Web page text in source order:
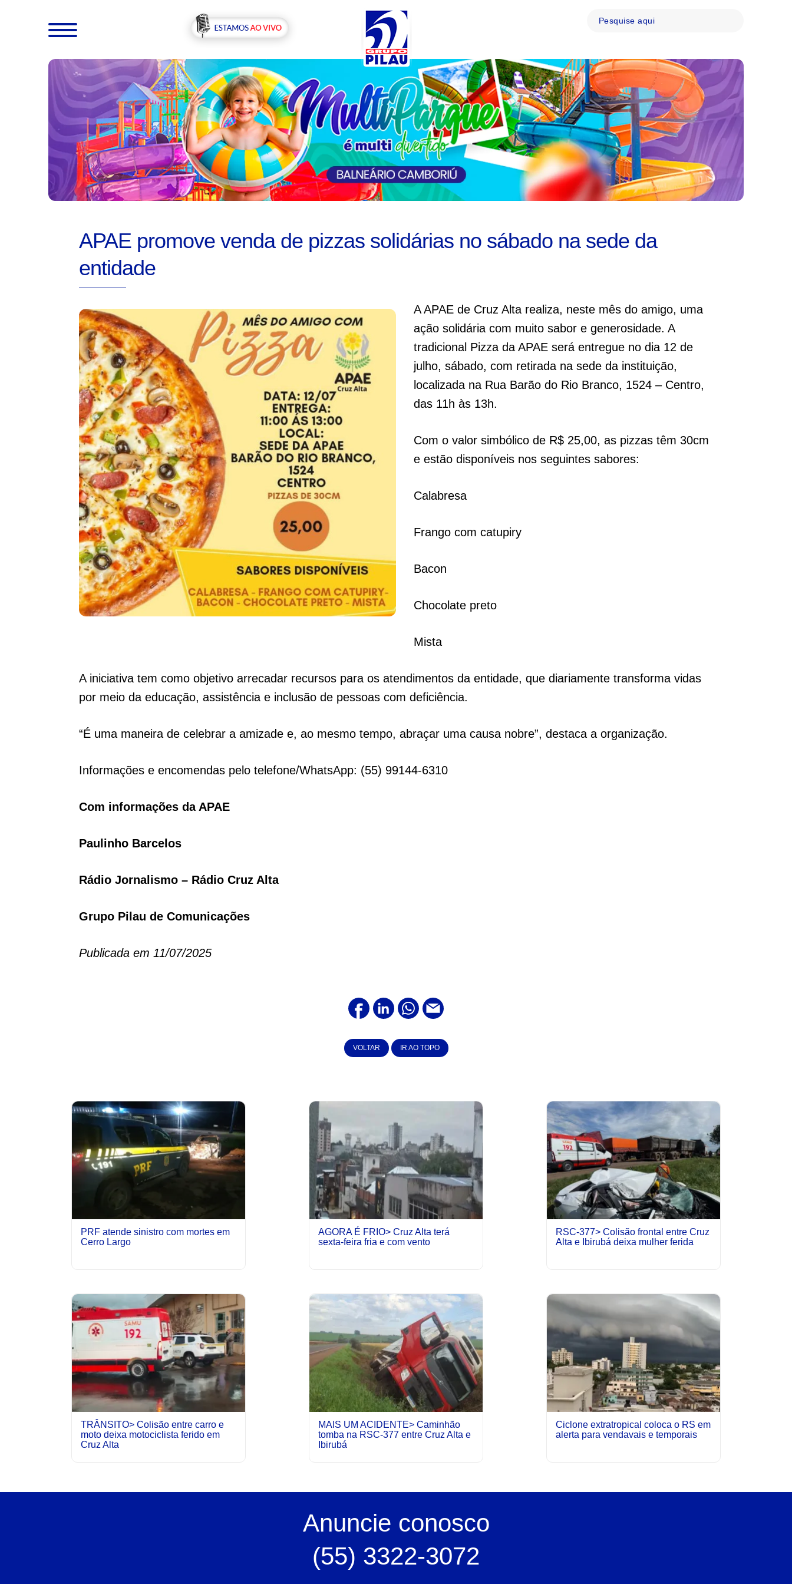
APAE promove venda de pizzas solidárias no sábado na sede da
entidade
A APAE de Cruz Alta realiza, neste mês do amigo, uma
ação solidária com muito sabor e generosidade. A
tradicional Pizza da APAE será entregue no dia 12 de
julho, sábado, com retirada na sede da instituição,
localizada na Rua Barão do Rio Branco, 1524 – Centro,
das 11h às 13h.
Com o valor simbólico de R$ 25,00, as pizzas têm 30cm
e estão disponíveis nos seguintes sabores:
Calabresa
Frango com catupiry
Bacon
Chocolate preto
Mista
A iniciativa tem como objetivo arrecadar recursos para os atendimentos da entidade, que diariamente transforma vidas
por meio da educação, assistência e inclusão de pessoas com deficiência.
“É uma maneira de celebrar a amizade e, ao mesmo tempo, abraçar uma causa nobre”, destaca a organização.
Informações e encomendas pelo telefone/WhatsApp: (55) 99144-6310
Com informações da APAE
Paulinho Barcelos
Rádio Jornalismo – Rádio Cruz Alta
Grupo Pilau de Comunicações
Publicada em 11/07/2025
VOLTAR IR AO TOPO
PRF atende sinistro com mortes em
Cerro Largo
AGORA É FRIO> Cruz Alta terá
sexta-feira fria e com vento
RSC-377> Colisão frontal entre Cruz
Alta e Ibirubá deixa mulher ferida
TRÂNSITO> Colisão entre carro e
moto deixa motociclista ferido em
Cruz Alta
MAIS UM ACIDENTE> Caminhão
tomba na RSC-377 entre Cruz Alta e
Ibirubá
Ciclone extratropical coloca o RS em
alerta para vendavais e temporais
Anuncie conosco
(55) 3322-3072